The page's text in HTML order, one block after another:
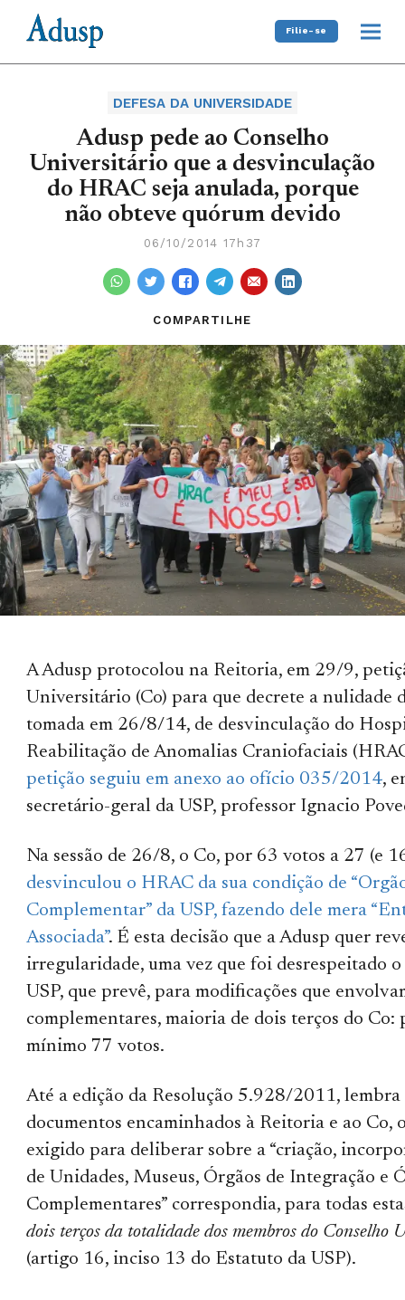
Filie-se
DEFESA DA UNIVERSIDADE
Adusp pede ao Conselho
Universitário que a desvinculação
do HRAC seja anulada, porque
não obteve quórum devido
06/10/2014 17h37
COMPARTILHE
A Adusp protocolou na Reitoria, em 29/9,
Universitário (Co) para que decrete a nulidade
tomada em 26/8/14, de desvinculação do
Reabilitação de Anomalias Craniofaciais
petição seguiu em anexo ao ofício 035/2014,
secretário-geral da USP, professor Ignacio
Na sessão de 26/8, o Co, por 63 votos a 27 (e
desvinculou o HRAC da sua condição de
Complementar” da USP, fazendo dele mera
Associada”. É esta decisão que a Adusp quer
irregularidade, uma vez que foi desrespeitado
USP, que prevê, para modificações que
complementares, maioria de dois terços do Co:
mínimo 77 votos.
Até a edição da Resolução 5.928/2011, lembra
documentos encaminhados à Reitoria e ao Co,
exigido para deliberar sobre a “criação,
de Unidades, Museus, Órgãos de Integração e
Complementares” correspondia, para todas
dois terços da totalidade dos membros do Conselho
(artigo 16, inciso 13 do Estatuto da USP).